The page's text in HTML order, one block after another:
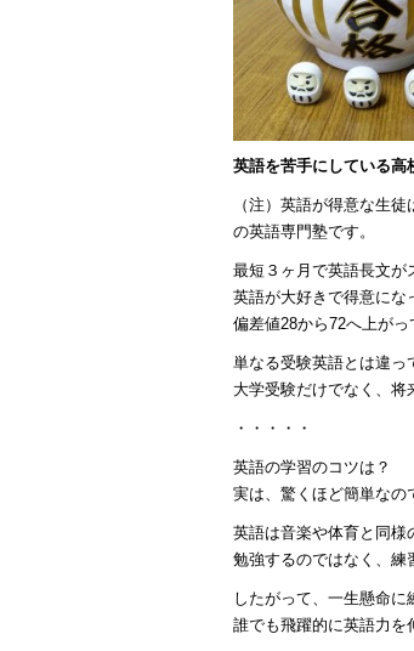
英語を苦手にしている高
（注）英語が得意な生
の英語専門塾です。
最短３ヶ月で英語長文が
英語が大好きで得意にな
偏差値28から72へ上が
単なる受験英語とは違っ
大学受験だけでなく、将
・・・・・
英語の学習のコツは？
実は、驚くほど簡単なの
英語は音楽や体育と同様
勉強するのではなく、練
したがって、一生懸命に
誰でも飛躍的に英語力を